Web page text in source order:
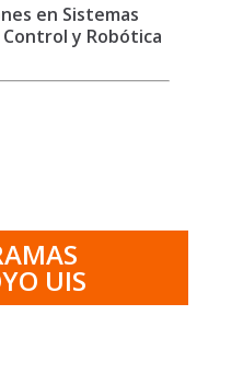
en Sistemas
y Robótica
UIS